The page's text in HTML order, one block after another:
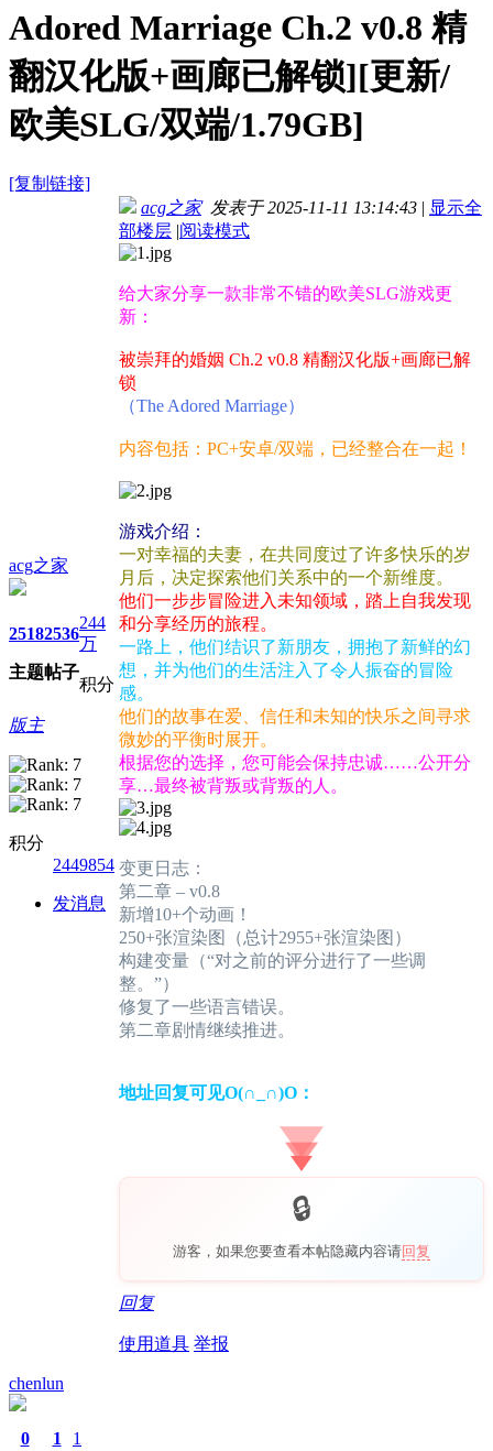
Adored Marriage Ch.2 v0.8 精
翻汉化版+画廊已解锁][更新/
欧美SLG/双端/1.79GB]
[复制链接]
acg之家
2518
主题
2536
帖子
244
万
积分
版主
积分
2449854
发消息
acg之家发表于 2025-11-11 13:14:43 | 显示全
部楼层 |阅读模式
给大家分享一款非常不错的欧美SLG游戏更
新：
被崇拜的婚姻 Ch.2 v0.8 精翻汉化版+画廊已解
锁
（The Adored Marriage）
内容包括：PC+安卓/双端，已经整合在一起！
游戏介绍：
一对幸福的夫妻，在共同度过了许多快乐的岁
月后，决定探索他们关系中的一个新维度。
他们一步步冒险进入未知领域，踏上自我发现
和分享经历的旅程。
一路上，他们结识了新朋友，拥抱了新鲜的幻
想，并为他们的生活注入了令人振奋的冒险
感。
他们的故事在爱、信任和未知的快乐之间寻求
微妙的平衡时展开。
根据您的选择，您可能会保持忠诚……公开分
享…最终被背叛或背叛的人。
变更日志：
第二章 – v0.8
新增10+个动画！
250+张渲染图（总计2955+张渲染图）
构建变量（“对之前的评分进行了一些调
整。”）
修复了一些语言错误。
第二章剧情继续推进。
地址回复可见O(∩_∩)O：
游客，如果您要查看本帖隐藏内容请回复
回复
使用道具 举报
chenlun
0 1 1